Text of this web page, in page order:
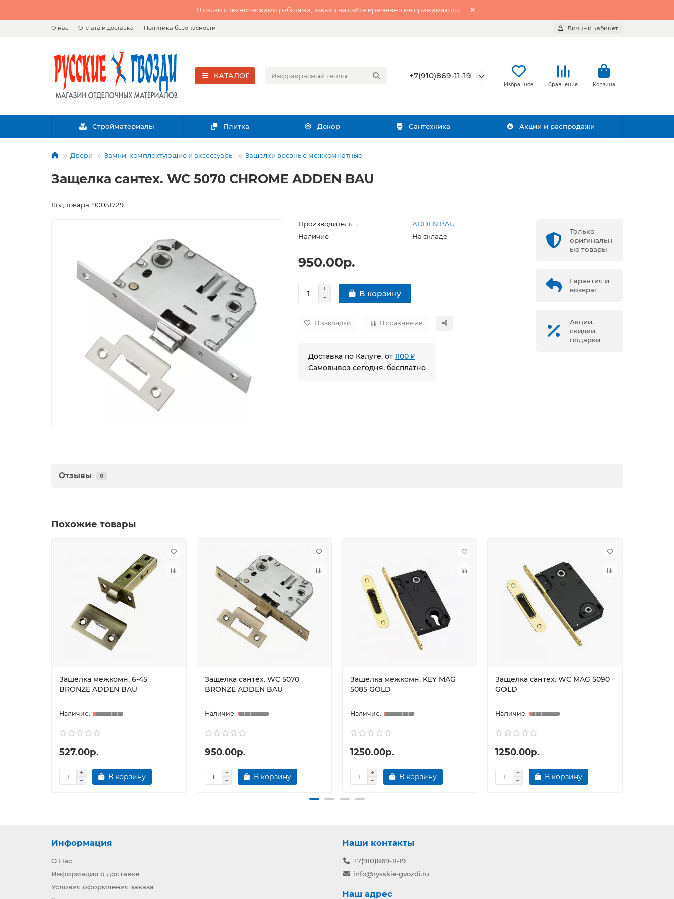
В связи с техническими работами, заказы на сайте временно не принимаются
О нас Оплата и доставка Политика безопасности Личный кабинет
КАТАЛОГ +7(910)869-11-19
Избранное Сравнение Корзина
Стройматериалы Плитка Декор Сантехника Акции и распродажи
Двери Замки, комплектующие и аксессуары Защелки врезные межкомнатные
Защелка сантех. WC 5070 CHROME ADDEN BAU
Код товара: 90031729
Производитель
ADDEN BAU
Наличие
На складе
950.00р.
В корзину
В закладки В сравнение
Доставка по Калуге, от1100 ₽
Самовывоз сегодня, бесплатно
Только
оригинальн
ые товары
Гарантия и
возврат
Акции,
скидки,
подарки
Отзывы 0
Похожие товары
Защелка межкомн. 6-45
BRONZE ADDEN BAU
527.00р.
В корзину
Защелка сантех. WC 5070
BRONZE ADDEN BAU
950.00р.
В корзину
Защелка межкомн. KEY MAG
5085 GOLD
1250.00р.
В корзину
Защелка сантех. WC MAG 5090
GOLD
1250.00р.
В корзину
Информация
О Нас
Информация о доставке
Условия оформления заказа
Наши контакты
+7(910)869-11-19
info@rysskie-gvozdi.ru
Наш адрес